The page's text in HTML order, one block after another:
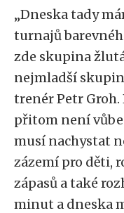
„Dneska tady
turnajů
zde skupina
nejmladší
trenér Petr Groh.
přitom není
musí nachystat
zázemí pro děti,
zápasů a také
minut a dneska